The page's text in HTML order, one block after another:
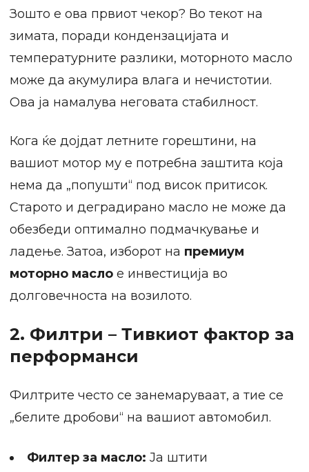
Зошто е ова првиот чекор? Во текот на
зимата, поради кондензацијата и
температурните разлики, моторното масло
може да акумулира влага и нечистотии.
Ова ја намалува неговата стабилност.
Кога ќе дојдат летните горештини, на
вашиот мотор му е потребна заштита која
нема да „попушти“ под висок притисок.
Старото и деградирано масло не може да
обезбеди оптимално подмачкување и
ладење. Затоа, изборот на премиум
моторно масло е инвестиција во
долговечноста на возилото.
2. Филтри – Тивкиот фактор за
перформанси
Филтрите често се занемаруваат, а тие се
„белите дробови“ на вашиот автомобил.
Филтер за масло: Ја штити